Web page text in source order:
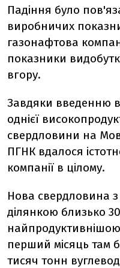
Падіння було
виробничих
газонафтова
показники
вгору.
Завдяки введенню
однієї
свердловини на
ПГНК вдалося
компанії в цілому.
Нова свердловина
ділянкою близько
найпродуктивнішою
перший місяць там
тисяч тонн